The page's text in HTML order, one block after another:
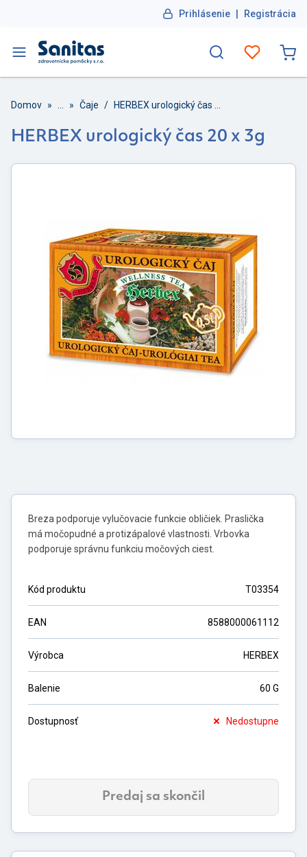
Prihlásenie | Registrácia
Domov » » Čaje /
HERBEX urologický čas 20 x 3g
Breza podporuje vylučovacie funkcie obličiek. Praslička
má močopudné a protizápalové vlastnosti. Vrbovka
podporuje správnu funkciu močových ciest.
Kód produktu T03354
EAN 8588000061112
Výrobca HERBEX
Balenie 60 G
Dostupnosť Nedostupne
Predaj sa skončil